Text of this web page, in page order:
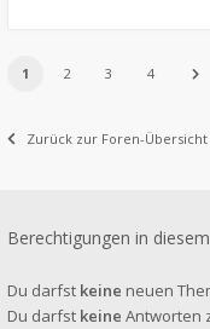
1 2 3 4
Zurück zur Foren-Übersicht
Berechtigungen in
Du darfst keine neuen
Du darfst keine Antworten